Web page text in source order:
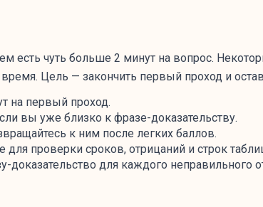
есть чуть больше 2 минут на вопрос.
Цель — закончить первый проход и
на первый проход.
вы уже близко к фразе-доказательству.
к ним после легких баллов.
для проверки сроков, отрицаний и строк
для каждого неправильного